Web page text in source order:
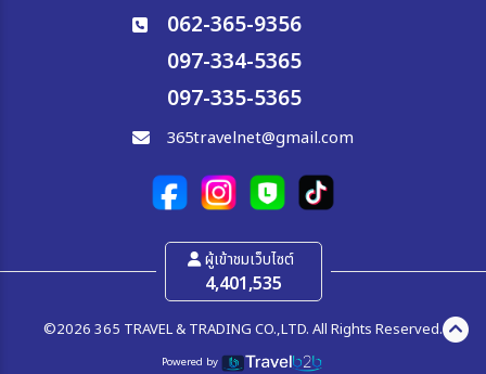
062-365-9356
097-334-5365
097-335-5365
365travelnet@gmail.com
ผู้เข้าชมเว็บไซต์
4,401,535
©2026 365 TRAVEL & TRADING CO.,LTD. All Rights Reserved.
Powered by